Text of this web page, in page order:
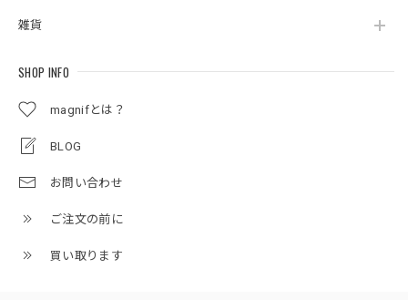
雑貨
SHOP INFO
magnifとは？
BLOG
お問い合わせ
ご注文の前に
買い取ります